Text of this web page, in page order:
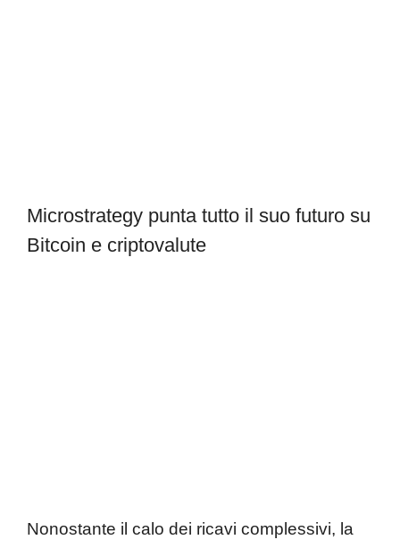
Microstrategy punta tutto il suo futuro su
Bitcoin e criptovalute
Nonostante il calo dei ricavi complessivi, la